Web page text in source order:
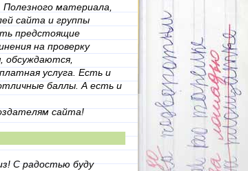
Полезного материала,
сайта и группы
предстоящие
на проверку
обсуждаются,
услуга. Есть и
баллы. А есть и
сайта!
С радостью буду